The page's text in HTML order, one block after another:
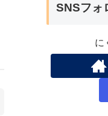
SNSフォ
に